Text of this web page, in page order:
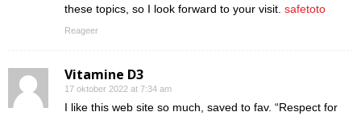
these topics, so I look forward to your visit. safetoto
Reageer
Vitamine D3
17 oktober 2022 at 7:34 am
I like this web site so much, saved to fav. “Respect for